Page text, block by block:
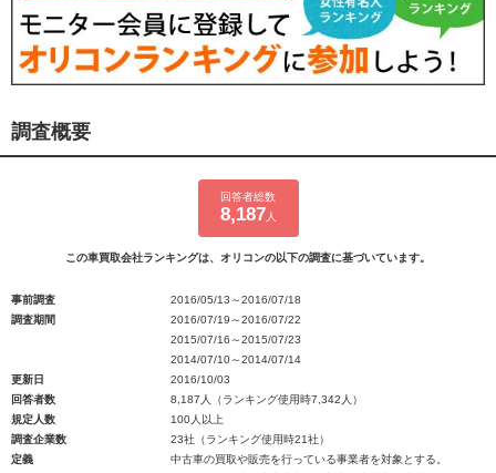
調査概要
回答者総数
8,187 人
この車買取会社ランキングは、オリコンの以下の調査に基づいています。
事前調査
2016/05/13～2016/07/18
調査期間
2016/07/19～2016/07/22
2015/07/16～2015/07/23
2014/07/10～2014/07/14
更新日
2016/10/03
回答者数
8,187人（ランキング使用時7,342人）
規定人数
100人以上
調査企業数
23社（ランキング使用時21社）
定義
中古車の買取や販売を行っている事業者を対象とする。